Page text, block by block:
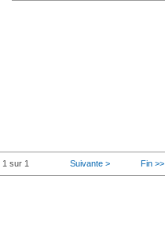
1 sur 1 Suivante > Fin >>